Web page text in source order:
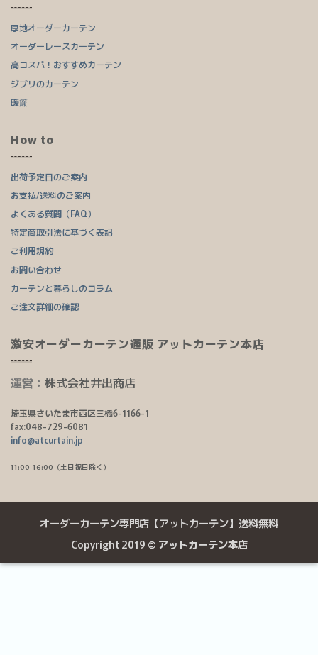
厚地オーダーカーテン
オーダーレースカーテン
高コスパ！おすすめカーテン
ジブリのカーテン
暖簾
How to
出荷予定日のご案内
お支払/送料のご案内
よくある質問（FAQ）
特定商取引法に基づく表記
ご利用規約
お問い合わせ
カーテンと暮らしのコラム
ご注文詳細の確認
激安オーダーカーテン通販 アットカーテン本店
運営： 株式会社井出商店
埼玉県さいたま市西区三橋6-1166-1
fax:048-729-6081
info@atcurtain.jp
11:00-16:00（土日祝日除く）
オーダーカーテン専門店【アットカーテン】送料無料
Copyright 2019 © アットカーテン本店